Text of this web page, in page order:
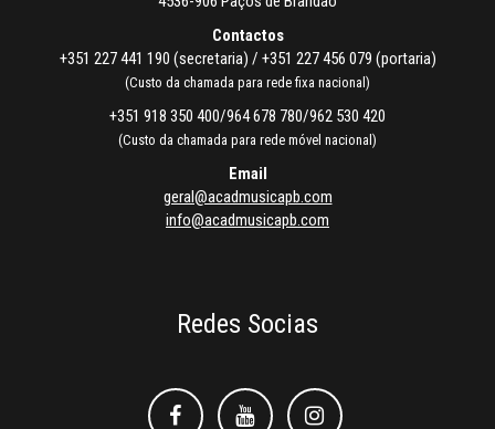
Contactos
+351 227 441 190 (secretaria) / +351 227 456 079 (portaria)
(Custo da chamada para rede fixa nacional)
+351 918 350 400/964 678 780/962 530 420
(Custo da chamada para rede móvel nacional)
Email
geral@acadmusicapb.com
info@acadmusicapb.com
Redes Socias
FacebookFacebookInstagram